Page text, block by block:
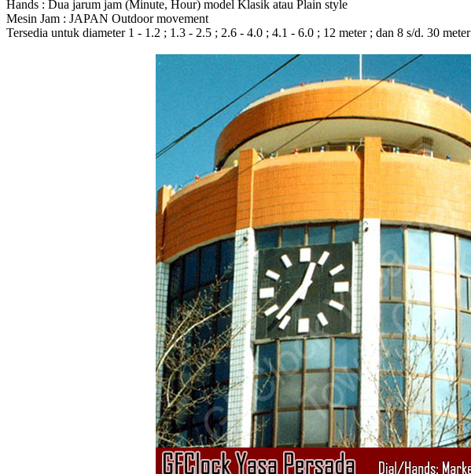
Hands : Dua jarum jam (Minute, Hour) model Klasik atau Plain style
Mesin Jam : JAPAN Outdoor movement
Tersedia untuk diameter 1 - 1.2 ; 1.3 - 2.5 ; 2.6 - 4.0 ; 4.1 - 6.0 ; 12 meter ; dan 8 s/d. 30 meter